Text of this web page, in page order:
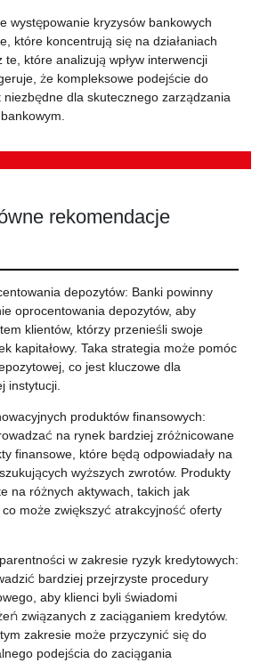
występowanie kryzysów bankowych
które koncentrują się na działaniach
które analizują wpływ interwencji
że kompleksowe podejście do
dla skutecznego zarządzania
rekomendacje
depozytów: Banki powinny
oprocentowania depozytów, aby
klientów, którzy przenieśli swoje
kapitałowy. Taka strategia może pomóc
co jest kluczowe dla
instytucji.
produktów finansowych:
na rynek bardziej zróżnicowane
finansowe, które będą odpowiadały na
wyższych zwrotów. Produkty
na różnych aktywach, takich jak
może zwiększyć atrakcyjność oferty
w zakresie ryzyk kredytowych:
bardziej przejrzyste procedury
aby klienci byli świadomi
związanych z zaciąganiem kredytów.
zakresie może przyczynić się do
podejścia do zaciągania